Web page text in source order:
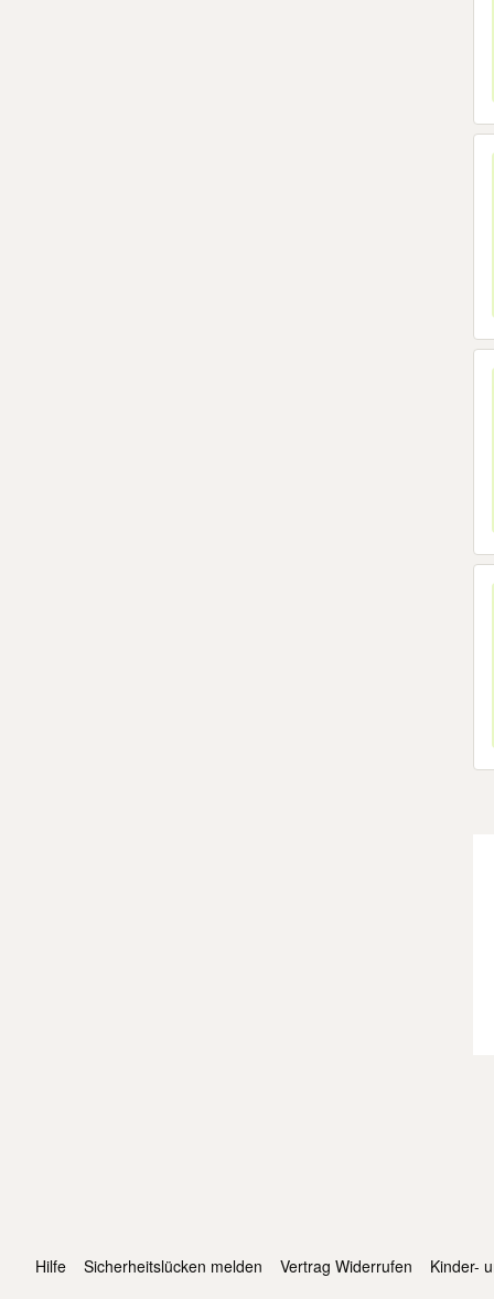
Hilfe Sicherheitslücken melden Vertrag Widerrufen Kinder-